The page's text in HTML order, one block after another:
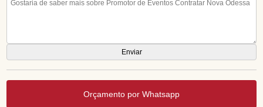
Orçamento por Whatsapp